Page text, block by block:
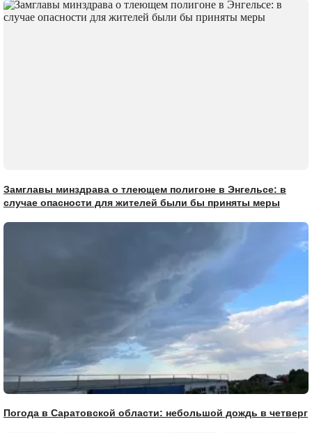
Замглавы минздрава о тлеющем полигоне в Энгельсе: в
случае опасности для жителей были бы приняты меры
Погода в Саратовской области: небольшой дождь в четверг